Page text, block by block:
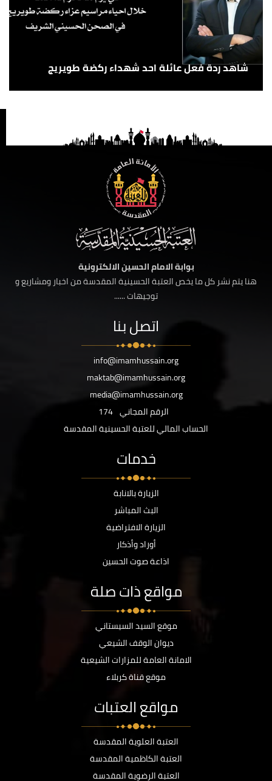
شاهد ردة فعل عائلة احد شهداء ركضة طويريج
بوابة الامام الحسين الالكترونية
هنا يتم نشر كل ما يخص العتبة الحسينية المقدسة من اخبار ومشاريع و
توجيهات ......
اتصل بنا
info@imamhussain.org
maktab@imamhussain.org
media@imamhussain.org
الرقم المجاني 174
الحساب المالي للعتبة الحسينية المقدسة
خدمات
الزيارة بالانابة
البث المباشر
الزيارة الافتراضية
أوراد وأذكار
اذاعة صوت الحسين
مواقع ذات صلة
موقع السيد السيستاني
ديوان الوقف الشيعي
الامانة العامة للمزارات الشيعية
موقع قناة كربلاء
مواقع العتبات
العتبة العلوية المقدسة
العتبة الكاظمية المقدسة
العتبة الرضوية المقدسة